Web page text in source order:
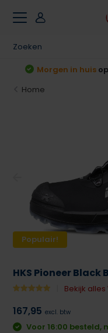
Achteraf
Home
Populair!
HKS Pioneer Black
Bekijk
167,95 excl. btw
Voor 16:00